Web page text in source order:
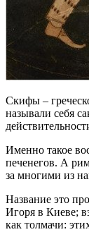
Скифы –
называли себя
Именно такое
печенегов. А
за многими из
Название это
Игоря в Киеве;
как толмачи: